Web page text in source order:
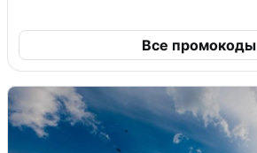
Все промокоды